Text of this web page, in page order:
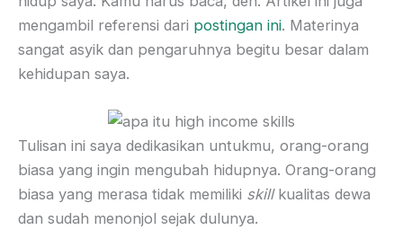
mengambil referensi dari postingan ini. Materinya
sangat asyik dan pengaruhnya begitu besar dalam
kehidupan saya.
Tulisan ini saya dedikasikan untukmu, orang-orang
biasa yang ingin mengubah hidupnya. Orang-orang
biasa yang merasa tidak memiliki skill kualitas dewa
dan sudah menonjol sejak dulunya.